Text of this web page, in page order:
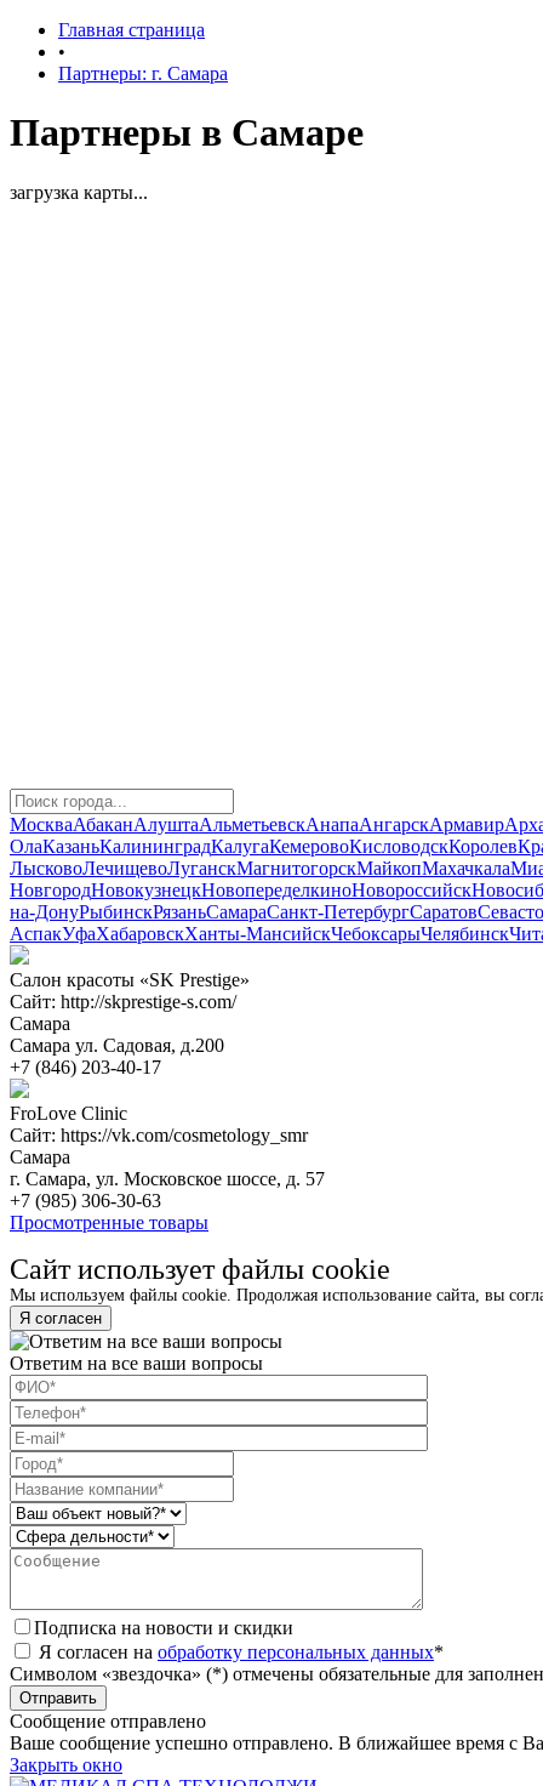
Главная страница
•
Партнеры: г. Самара
Партнеры в Самаре
загрузка карты...
МоскваАбаканАлуштаАльметьевскАнапаАнгарскАрмавир
ОлаКазаньКалининградКалугаКемеровоКисловодскКоролев
ЛысковоЛечищевоЛуганскМагнитогорскМайкопМахачкала
НовгородНовокузнецкНовопеределкиноНовороссийск
на-ДонуРыбинскРязаньСамараСанкт-ПетербургСаратов
АспакУфаХабаровскХанты-МансийскЧебоксарыЧелябинск
Салон красоты «SK Prestige»
Сайт: http://skprestige-s.com/
Самара
Самара ул. Садовая, д.200
+7 (846) 203-40-17
FroLove Clinic
Сайт: https://vk.com/cosmetology_smr
Самара
г. Самара, ул. Московское шоссе, д. 57
+7 (985) 306-30-63
Просмотренные товары
Сайт использует файлы cookie
Мы используем файлы cookie. Продолжая использование сайта, вы
Я согласен
Ответим на все ваши вопросы
Подписка на новости и скидки
Я согласен на обработку персональных данных*
Символом «звездочка» (*) отмечены обязательные для
Сообщение отправлено
Ваше сообщение успешно отправлено. В ближайшее время с
Закрыть окно